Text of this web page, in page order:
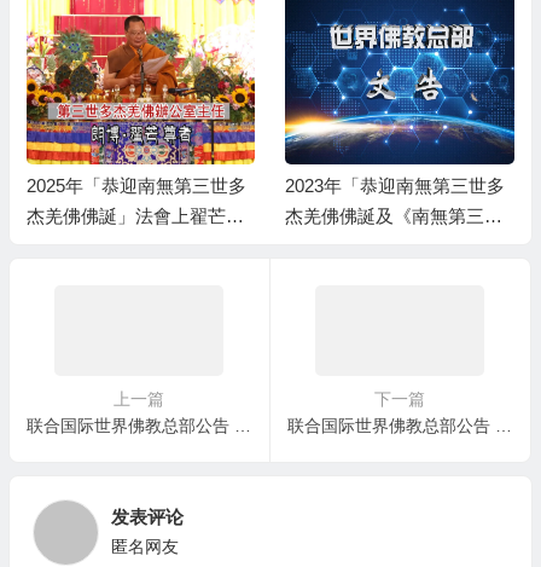
2025年「恭迎南無第三世多
杰羌佛佛誕」法會上翟芒尊
2023年「恭迎南無第三世多
杰羌佛佛誕及《南無第三世
上一篇
联合国际世界佛教总部公告 (公告字第20150118号)
下一篇
联合国际世界佛教总部公告 （公告字第20160102号） 对道行成就袍装段位的定性
发表评论
匿名网友